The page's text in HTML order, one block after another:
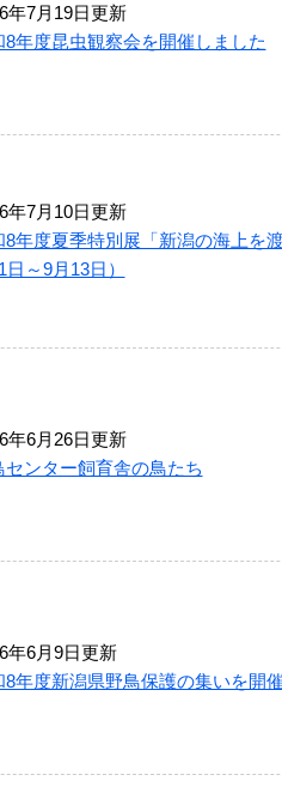
年7月19日更新
8年度昆虫観察会を開催しました
年7月10日更新
8年度夏季特別展「新潟の海上を
日～9月13日）
年6月26日更新
センター飼育舎の鳥たち
年6月9日更新
8年度新潟県野鳥保護の集いを開